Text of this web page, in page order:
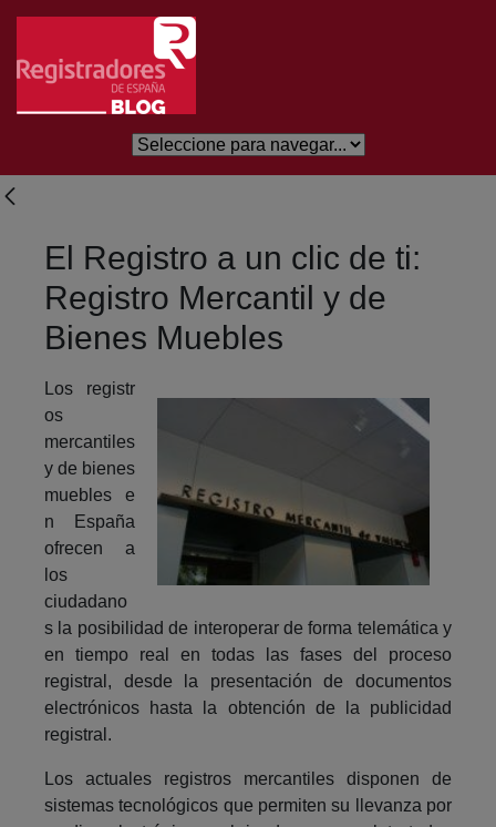
Salta al contingut principal
El Registro a un clic de ti:
Registro Mercantil y de
Bienes Muebles
Los registr
os
mercantiles
y de bienes
muebles e
n España
ofrecen a
los
ciudadano
s la posibilidad de interoperar de forma telemática y
en tiempo real en todas las fases del proceso
registral, desde la presentación de documentos
electrónicos hasta la obtención de la publicidad
registral.
Los actuales registros mercantiles disponen de
sistemas tecnológicos que permiten su llevanza por